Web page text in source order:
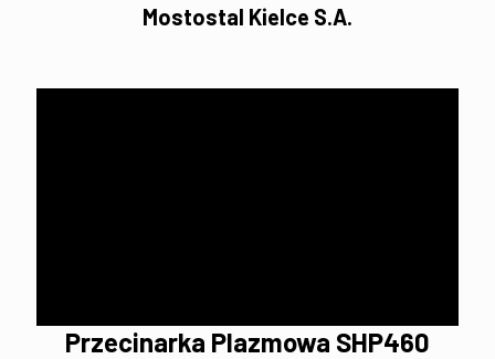
Mostostal Kielce S.A.
Przecinarka Plazmowa SHP460